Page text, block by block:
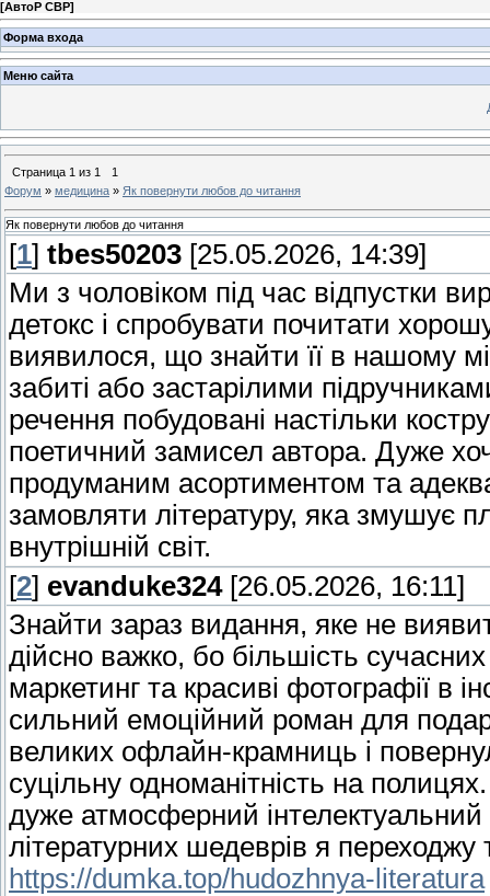
[АвтоР СВР]
Форма входа
Меню сайта
Страница 1 из 1
1
Форум » медицина » Як повернути любов до читання
Як повернути любов до читання
[1] tbes50203 [25.05.2026, 14:39]
Ми з чоловіком під час відпустки
детокс і спробувати почитати
виявилося, що знайти її в нашому
забиті або застарілими
речення побудовані настільки
поетичний замисел автора. Дуже
продуманим асортиментом та
замовляти літературу, яка змушує
внутрішній світ.
[2] evanduke324[26.05.2026, 16:11]
Знайти зараз видання, яке не
дійсно важко, бо більшість
маркетинг та красиві фотографії в
сильний емоційний роман для
великих офлайн-крамниць і
суцільну одноманітність на
дуже атмосферний інтелектуальний
літературних шедеврів я переходжу
https://dumka.top/hudozhnya-literatura